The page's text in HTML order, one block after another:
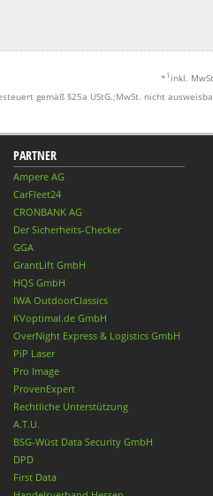
* 1 inkl.
gemäß §25a UStG.;MwSt. nicht
PARTNER
Ampere AG
CarFleet24
CRONBANK AG
Der Sicherheits-Checker
GGA
GrantLift GmbH
HQS GmbH
IWA OutdoorClassics
KVoptimal.de GmbH
OverNight Express & Logistics GmbH
PiP Laser
Pro Image
ProvenExpert
Rechtliche Unterstützung
A.T.U.
BSG-Wüst Data Security GmbH
DPD
First Data